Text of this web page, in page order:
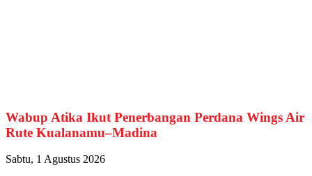
Wabup Atika Ikut Penerbangan Perdana Wings Air
Rute Kualanamu–Madina
Sabtu, 1 Agustus 2026